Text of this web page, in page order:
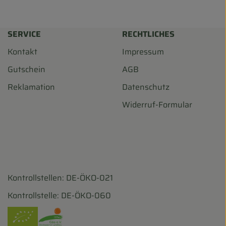
SERVICE
Kontakt
Gutschein
Reklamation
RECHTLICHES
Impressum
AGB
Datenschutz
Widerruf-Formular
?hl=de
Kontrollstellen: DE-ÖKO-021
Kontrollstelle: DE-ÖKO-060